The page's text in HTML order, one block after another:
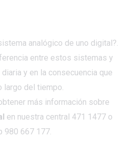
analógico de uno digital?.
entre estos sistemas y
y en la consecuencia que
largo del tiempo.
más información sobre
en nuestra central 471 1477 o
980 667 177.